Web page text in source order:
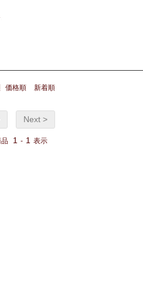
価格順 新着順
Next >
1 - 1 表示